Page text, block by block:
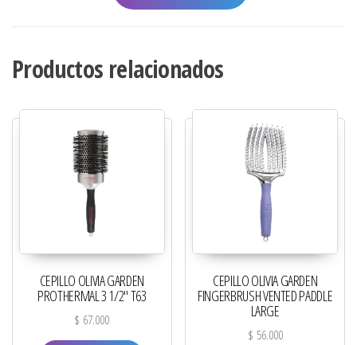
Productos relacionados
CEPILLO OLIVIA GARDEN
PROTHERMAL 3 1/2″ T63
$ 67.000
CEPILLO OLIVIA GARDEN
FINGERBRUSH VENTED PADDLE
LARGE
$ 56.000